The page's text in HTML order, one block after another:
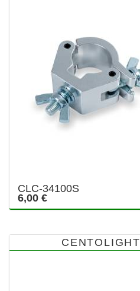
CLC-34100S
6,00 €
CENTOLIGHT